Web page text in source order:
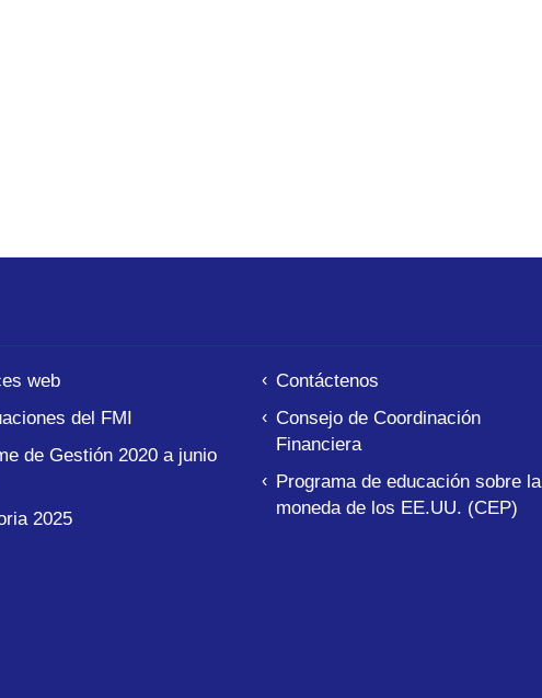
web
del FMI
de Gestión 2020 a junio
2025
Contáctenos
Consejo de Coordinación
Financiera
Programa de educación sobre la
moneda de los EE.UU. (CEP)